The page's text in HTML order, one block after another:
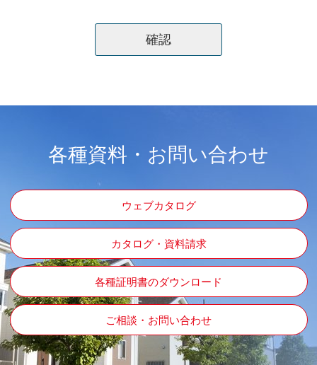
各種資料・お問い合わせ
ウェブカタログ
カタログ・資料請求
各種証明書のダウンロード
ご相談・お問い合わせ